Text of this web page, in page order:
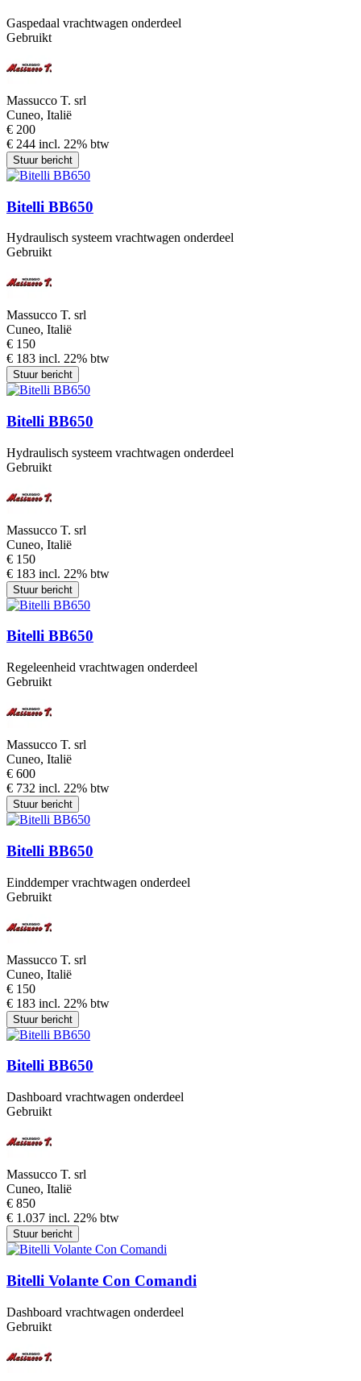
Gaspedaal vrachtwagen onderdeel
Gebruikt
Massucco T. srl
Cuneo, Italië
€ 200
€ 244 incl. 22% btw
Stuur bericht
Bitelli BB650
Hydraulisch systeem vrachtwagen onderdeel
Gebruikt
Massucco T. srl
Cuneo, Italië
€ 150
€ 183 incl. 22% btw
Stuur bericht
Bitelli BB650
Hydraulisch systeem vrachtwagen onderdeel
Gebruikt
Massucco T. srl
Cuneo, Italië
€ 150
€ 183 incl. 22% btw
Stuur bericht
Bitelli BB650
Regeleenheid vrachtwagen onderdeel
Gebruikt
Massucco T. srl
Cuneo, Italië
€ 600
€ 732 incl. 22% btw
Stuur bericht
Bitelli BB650
Einddemper vrachtwagen onderdeel
Gebruikt
Massucco T. srl
Cuneo, Italië
€ 150
€ 183 incl. 22% btw
Stuur bericht
Bitelli BB650
Dashboard vrachtwagen onderdeel
Gebruikt
Massucco T. srl
Cuneo, Italië
€ 850
€ 1.037 incl. 22% btw
Stuur bericht
Bitelli Volante Con Comandi
Dashboard vrachtwagen onderdeel
Gebruikt